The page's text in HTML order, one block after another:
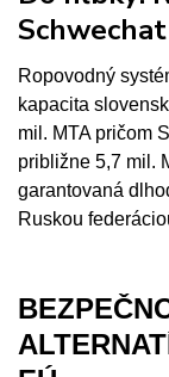
Schwechat
Ropovodný
kapacita
mil. MTA pričom
približne 5,7 mil.
garantovaná
Ruskou